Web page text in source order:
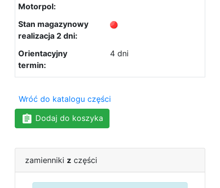
4 dni
Wróć do katalogu części
Dodaj do koszyka
zamienniki z części